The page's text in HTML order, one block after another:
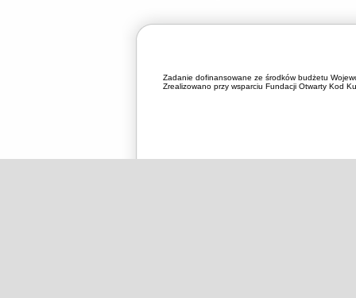
Zadanie dofinansowane ze środków budżetu
Zrealizowano przy wsparciu Fundacji Otwarty Kod